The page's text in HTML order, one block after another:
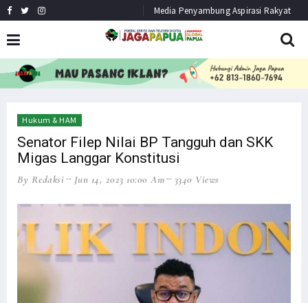
Media Penyambung Aspirasi Rakyat
HEADLINENEWS
Hukum & HAM
Senator Filep Nilai BP Tangguh dan SKK
Migas Langgar Konstitusi
By Redaksi Jun 14, 2023 10:00 Am 3340 Views